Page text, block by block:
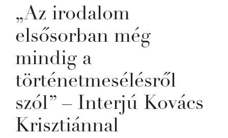
„Az irodalom
elsősorban még
mindig a
történetmesélésről
szól” – Interjú Kovács
Krisztiánnal